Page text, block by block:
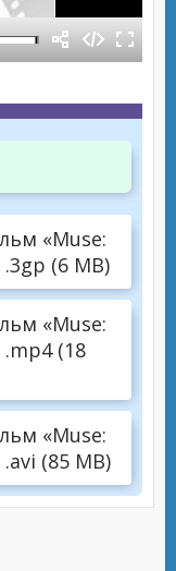
«Muse:
(6 MB)
«Muse:
(18
«Muse:
(85 MB)